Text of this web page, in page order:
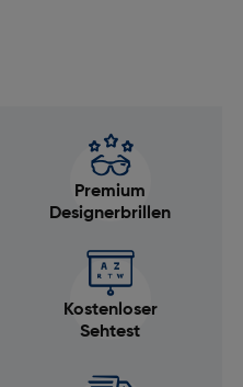
Premium
Designerbrillen
Kostenloser
Sehtest